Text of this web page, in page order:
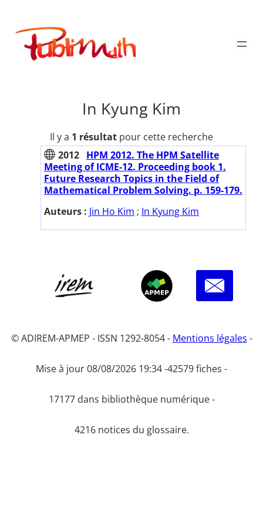
contenu
Publimath
In Kyung Kim
Il y a 1 résultat pour cette recherche
2012 HPM 2012. The HPM Satellite
Meeting of ICME-12. Proceeding book 1.
Future Research Topics in the Field of
Mathematical Problem Solving. p. 159-179.
Auteurs : Jin Ho Kim ; In Kyung Kim
© ADIREM-APMEP - ISSN 1292-8054 - Mentions légales -
Mise à jour 08/08/2026 19:34 -42579 fiches -
17177 dans bibliothèque numérique -
4216 notices du glossaire.